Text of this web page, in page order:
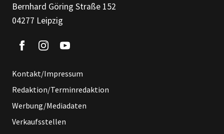
Bernhard Göring Straße 152
04277 Leipzig
Kontakt/Impressum
Redaktion/Terminredaktion
Werbung/Mediadaten
Verkaufsstellen